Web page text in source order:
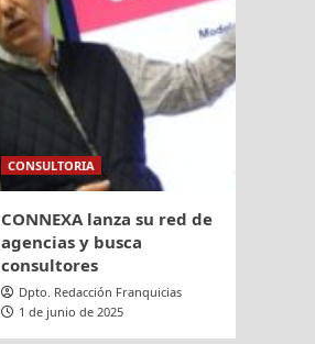
CONSULTORIA
CONNEXA lanza su red de
agencias y busca
consultores
Dpto. Redacción Franquicias
1 de junio de 2025